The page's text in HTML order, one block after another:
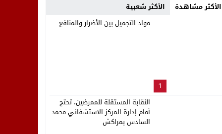
13
الأكثر مشاهدة الأكثر شعبية
1
مواد التجميل بين الأضرار والمنافع
النقابة المستقلة للممرضين، تحتج
أمام إدارة المركز الاستشفائي محمد
السادس بمراكش